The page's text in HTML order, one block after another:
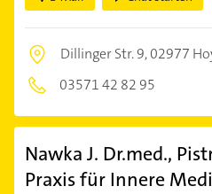
Dillinger Str. 9,02977
03571 42 82 95
Nawka J. Dr.med.,
Praxis für Innere